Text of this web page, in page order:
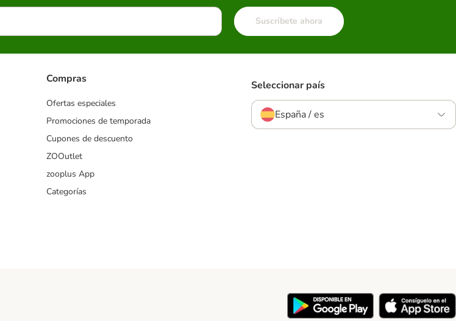
Suscríbete ahora
Compras
Ofertas especiales
Promociones de temporada
Cupones de descuento
ZOOutlet
zooplus App
Categorías
Seleccionar país
España / es